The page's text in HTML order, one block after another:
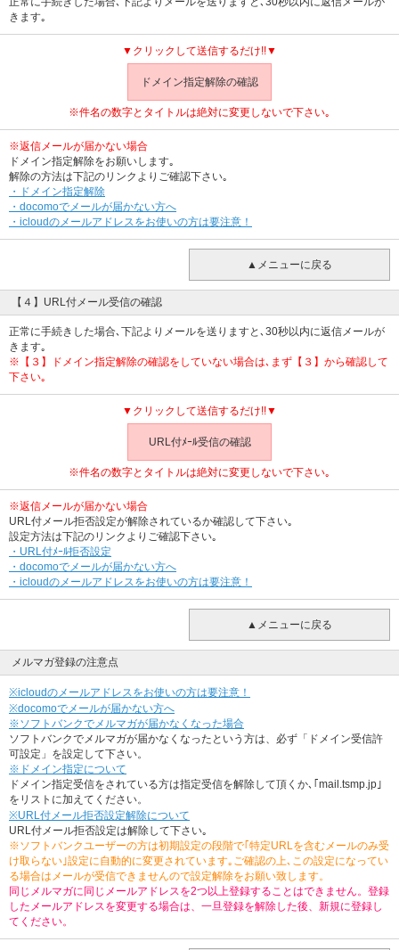
きます｡
▼クリックして送信するだけ!!▼
ドメイン指定解除の確認
※件名の数字とタイトルは絶対に変更しないで下さい｡
※返信メールが届かない場合
ドメイン指定解除をお願いします｡
解除の方法は下記のリンクよりご確認下さい｡
・ドメイン指定解除
・docomoでメールが届かない方へ
・icloudのメールアドレスをお使いの方は要注意！
▲メニューに戻る
【４】URL付メール受信の確認
正常に手続きした場合､下記よりメールを送りますと､30秒以内に返信メールが
きます｡
※【３】ドメイン指定解除の確認をしていない場合は､まず【３】から確認して
下さい｡
▼クリックして送信するだけ!!▼
URL付ﾒｰﾙ受信の確認
※件名の数字とタイトルは絶対に変更しないで下さい｡
※返信メールが届かない場合
URL付メール拒否設定が解除されているか確認して下さい｡
設定方法は下記のリンクよりご確認下さい｡
・URL付ﾒｰﾙ拒否設定
・docomoでメールが届かない方へ
・icloudのメールアドレスをお使いの方は要注意！
▲メニューに戻る
メルマガ登録の注意点
※icloudのメールアドレスをお使いの方は要注意！
※docomoでメールが届かない方へ
※ソフトバンクでメルマガが届かなくなった場合
ソフトバンクでメルマガが届かなくなったという方は、必ず「ドメイン受信許
可設定」を設定して下さい。
※ドメイン指定について
ドメイン指定受信をされている方は指定受信を解除して頂くか､｢mail.tsmp.jp｣
をリストに加えてください。
※URL付メール拒否設定解除について
URL付メール拒否設定は解除して下さい｡
※ソフトバンクユーザーの方は初期設定の段階で｢特定URLを含むメールのみ受
け取らない｣設定に自動的に変更されています｡ご確認の上､この設定になってい
る場合はメールが受信できませんので設定解除をお願い致します。
同じメルマガに同じメールアドレスを2つ以上登録することはできません。登録
したメールアドレスを変更する場合は、一旦登録を解除した後、新規に登録し
てください。